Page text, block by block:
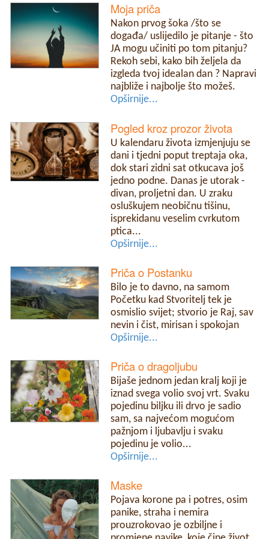
Moja priča
Nakon prvog šoka /što se
događa/ uslijedilo je pitanje - što
JA mogu učiniti po tom pitanju?
Rekoh sebi, kako bih željela da
izgleda tvoj idealan dan ? Napravi
najbliže i najbolje što možeš.
Opširnije...
Pogled kroz prozor života
U kalendaru života izmjenjuju se
dani i tjedni poput treptaja oka,
dok stari zidni sat otkucava još
jedno podne. Danas je utorak -
divan, proljetni dan. U zraku
osluškujem neobičnu tišinu,
isprekidanu veselim cvrkutom
ptica...
Opširnije...
Priča o Postanku
Bilo je to davno, na samom
Početku kad Stvoritelj tek je
osmislio svijet; stvorio je Raj, sav
nevin i čist, mirisan i spokojan
Opširnije...
Priča o dragoljubu
Bijaše jednom jedan kralj koji je
iznad svega volio svoj vrt. Svaku
pojedinu biljku ili drvo je sadio
sam, sa najvećom mogućom
pažnjom i ljubavlju i svaku
pojedinu je volio...
Opširnije...
Maske
Pojava korone pa i potres, osim
panike, straha i nemira
prouzrokovao je ozbiljne i